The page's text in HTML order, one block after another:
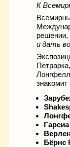
К
решении,
и дать
Бёрнс